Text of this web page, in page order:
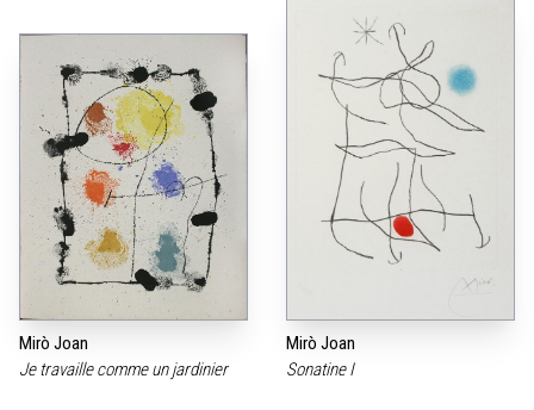
Mirò Joan
Je travaille comme un jardinier
Mirò Joan
Sonatine I